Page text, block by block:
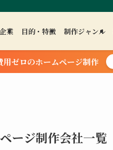
業 目的・特徴 制作ジャンル
用ゼロのホームページ制作
ージ制作会社一覧